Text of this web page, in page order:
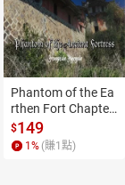
Phantom of the Ea
rthen Fort Chapter
4【有聲書】
$149
1 % (賺1 點)